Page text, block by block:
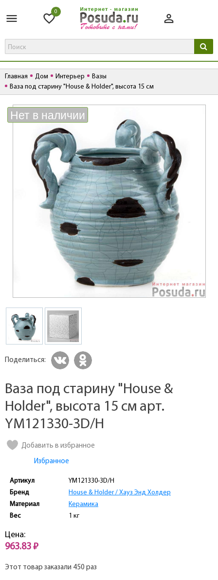
0
Главная Дом Интерьер
Вазы
Ваза под старину "House & Holder", высота 15 см
Нет в наличии
Поделиться:
Ваза под старину "House &
Holder", высота 15 см арт.
YM121330-3D/H
Добавить в избранное
Избранное
Артикул
YM121330-3D/H
Бренд
House & Holder / Хауз Энд Холдер
Материал
Керамика
Вес
1 кг
Цена:
963.83 ₽
Этот товар заказали 450 раз